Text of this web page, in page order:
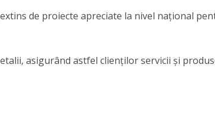
de proiecte apreciate la nivel național
asigurând astfel clienţilor servicii şi